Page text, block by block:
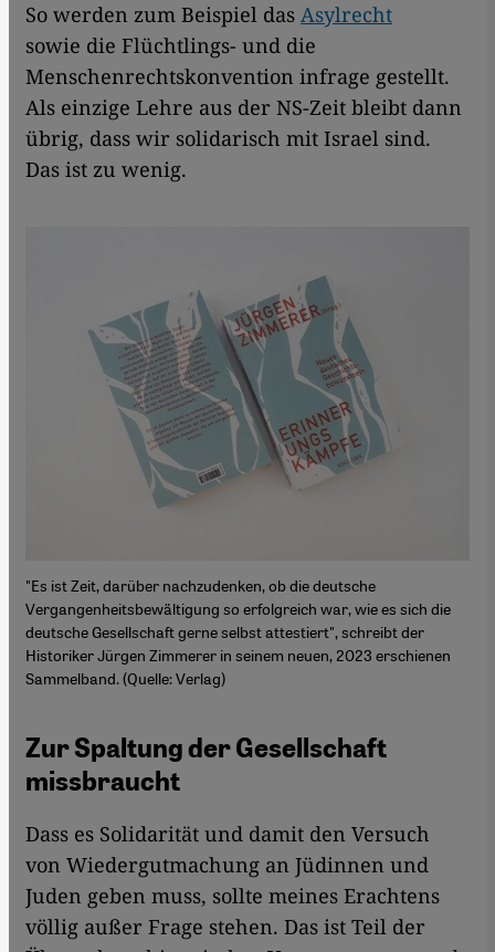
So werden zum Beispiel das Asylrecht
sowie die Flüchtlings- und die
Menschenrechtskonvention infrage gestellt.
Als einzige Lehre aus der NS-Zeit bleibt dann
übrig, dass wir solidarisch mit Israel sind.
Das ist zu wenig.
"Es ist Zeit, darüber nachzudenken, ob die deutsche
Vergangenheitsbewältigung so erfolgreich war, wie es sich die
deutsche Gesellschaft gerne selbst attestiert", schreibt der
Historiker Jürgen Zimmerer in seinem neuen, 2023 erschienen
Sammelband. (Quelle: Verlag)
Zur Spaltung der Gesellschaft
missbraucht
Dass es Solidarität und damit den Versuch
von Wiedergutmachung an Jüdinnen und
Juden geben muss, sollte meines Erachtens
völlig außer Frage stehen. Das ist Teil der